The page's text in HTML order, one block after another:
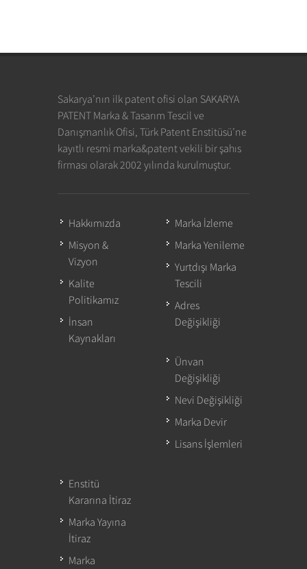
Sakarya’nın ilk patent ofisi olan SAKARYA
PATENT Marka & Tasarım Tescil ve
Danışmanlık Ofisi, Türk Patent Enstitüsü’ne
kayıtlı resmi marka&patent vekili bir şahıs
firması olarak 2002 yılında kurulmuştur.
Hakkımızda
Misyon &
Vizyon
Kalite
Politikamız
İnsan
Kaynakları
Marka İzleme
Marka Yenileme
Yurtdışı Marka
Tescili
Adres
Değişikliği
Ünvan
Değişikliği
Nevi Değişikliği
Marka Devir
Lisans İşlemleri
Enstitü
Kararına İtiraz
Marka Yayına
İtiraz
Marka